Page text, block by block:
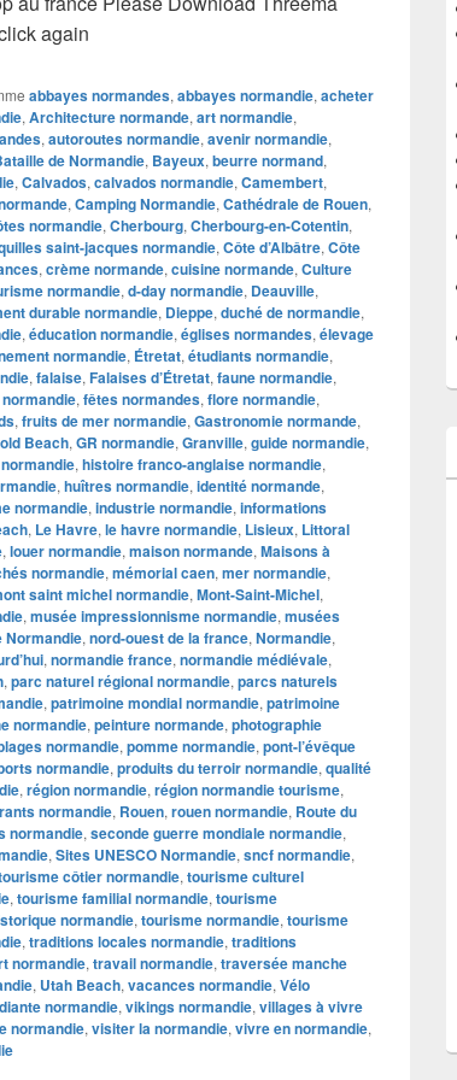
again
abbayes normandes, abbayes normandie, acheter
, Architecture normande, art normandie,
, autoroutes normandie, avenir normandie,
de Normandie, Bayeux, beurre normand,
, Calvados, calvados normandie, Camembert,
, Camping Normandie, Cathédrale de Rouen,
normandie, Cherbourg, Cherbourg-en-Cotentin,
saint-jacques normandie, Côte d’Albâtre, Côte
, crème normande, cuisine normande, Culture
normandie, d-day normandie, Deauville,
durable normandie, Dieppe, duché de normandie,
, éducation normandie, églises normandes, élevage
normandie, Étretat, étudiants normandie,
, falaise, Falaises d’Étretat, faune normandie,
, fêtes normandes, flore normandie,
, fruits de mer normandie, Gastronomie normande,
Beach, GR normandie, Granville, guide normandie,
, histoire franco-anglaise normandie,
, huîtres normandie, identité normande,
normandie, industrie normandie, informations
, Le Havre, le havre normandie, Lisieux, Littoral
, louer normandie, maison normande, Maisons à
normandie, mémorial caen, mer normandie,
saint michel normandie, Mont-Saint-Michel,
, musée impressionnisme normandie, musées
Normandie, nord-ouest de la france, Normandie,
, normandie france, normandie médiévale,
, parc naturel régional normandie, parcs naturels
, patrimoine mondial normandie, patrimoine
normandie, peinture normande, photographie
normandie, pomme normandie, pont-l’évêque
normandie, produits du terroir normandie, qualité
, région normandie, région normandie tourisme,
normandie, Rouen, rouen normandie, Route du
normandie, seconde guerre mondiale normandie,
, Sites UNESCO Normandie, sncf normandie,
côtier normandie, tourisme culturel
, tourisme familial normandie, tourisme
normandie, tourisme normandie, tourisme
, traditions locales normandie, traditions
normandie, travail normandie, traversée manche
, Utah Beach, vacances normandie, Vélo
normandie, vikings normandie, villages à vivre
normandie, visiter la normandie, vivre en normandie,